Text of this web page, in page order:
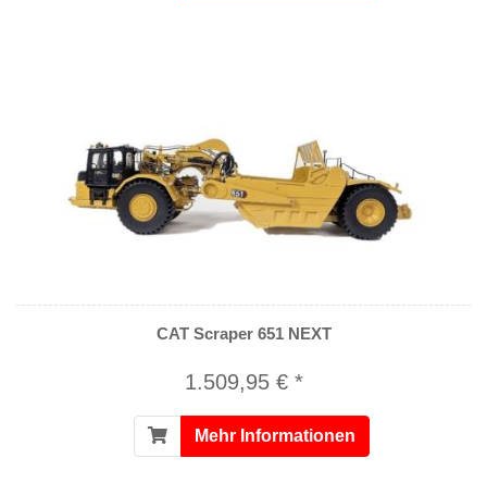
CAT Scraper 651 NEXT
1.509,95 € *
Mehr Informationen